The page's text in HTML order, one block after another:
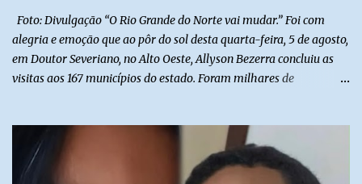
Foto: Divulgação “O Rio Grande do Norte vai mudar.” Foi com
alegria e emoção que ao pôr do sol desta quarta-feira, 5 de agosto,
em Doutor Severiano, no Alto Oeste, Allyson Bezerra concluiu as
visitas aos 167 municípios do estado. Foram milhares de
Governador Allyson Bezerra concluiu as agendas do 167 Razões RN
após visitar todas as cidades potiguares, dos pequenos municípios
aos maiores centros do estado. A caminhada começou em 29 de